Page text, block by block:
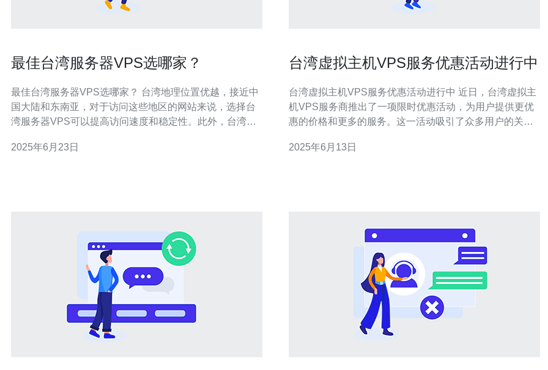
最佳台湾服务器VPS选哪家？
最佳台湾服务器VPS选哪家？ 台湾地理位置优越，接近中
国大陆和东南亚，对于访问这些地区的网站来说，选择台
湾服务器VPS可以提高访问速度和稳定性。此外，台湾服
选择最佳台湾服务器VPS时，需要考虑以下几个方面： 性
2025年6月23日
台湾虚拟主机VPS服务优惠活动进行中
台湾虚拟主机VPS服务优惠活动进行中 近日，台湾虚拟主
机VPS服务商推出了一项限时优惠活动，为用户提供更优
惠的价格和更多的服务。这一活动吸引了众多用户的关
主机VPS服务商为用户提供了多种优惠方式，包括价格优
2025年6月13日